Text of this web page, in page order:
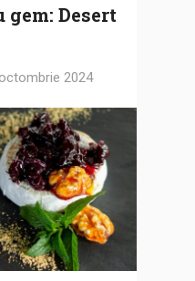
gem: Desert
2024